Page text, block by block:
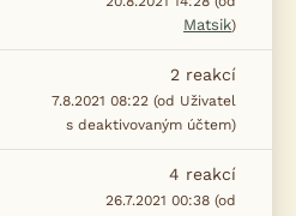
Matsik)
2 reakcí
7.8.2021 08:22 (od Uživatel
s deaktivovaným účtem)
4 reakcí
26.7.2021 00:38 (od